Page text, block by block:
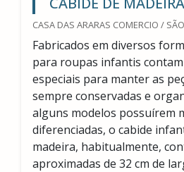
CASA DAS ARARAS COMERCIO /
Fabricados em diversos
para roupas infantis
especiais para manter as
sempre conservadas e
alguns modelos possuírem
diferenciadas, o cabide
madeira, habitualmente,
aproximadas de 32 cm de